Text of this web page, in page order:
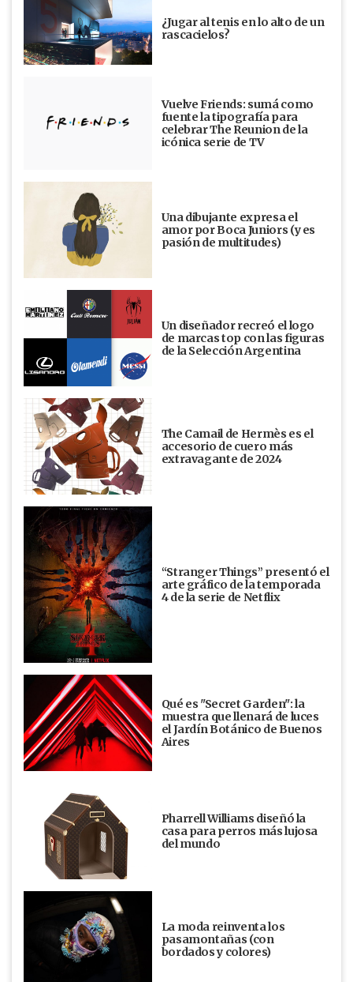
¿Jugar al tenis en lo alto de un
rascacielos?
Vuelve Friends: sumá como
fuente la tipografía para
celebrar The Reunion de la
icónica serie de TV
Una dibujante expresa el
amor por Boca Juniors (y es
pasión de multitudes)
Un diseñador recreó el logo
de marcas top con las figuras
de la Selección Argentina
The Camail de Hermès es el
accesorio de cuero más
extravagante de 2024
“Stranger Things” presentó el
arte gráfico de la temporada
4 de la serie de Netflix
Qué es "Secret Garden": la
muestra que llenará de luces
el Jardín Botánico de Buenos
Aires
Pharrell Williams diseñó la
casa para perros más lujosa
del mundo
La moda reinventa los
pasamontañas (con
bordados y colores)